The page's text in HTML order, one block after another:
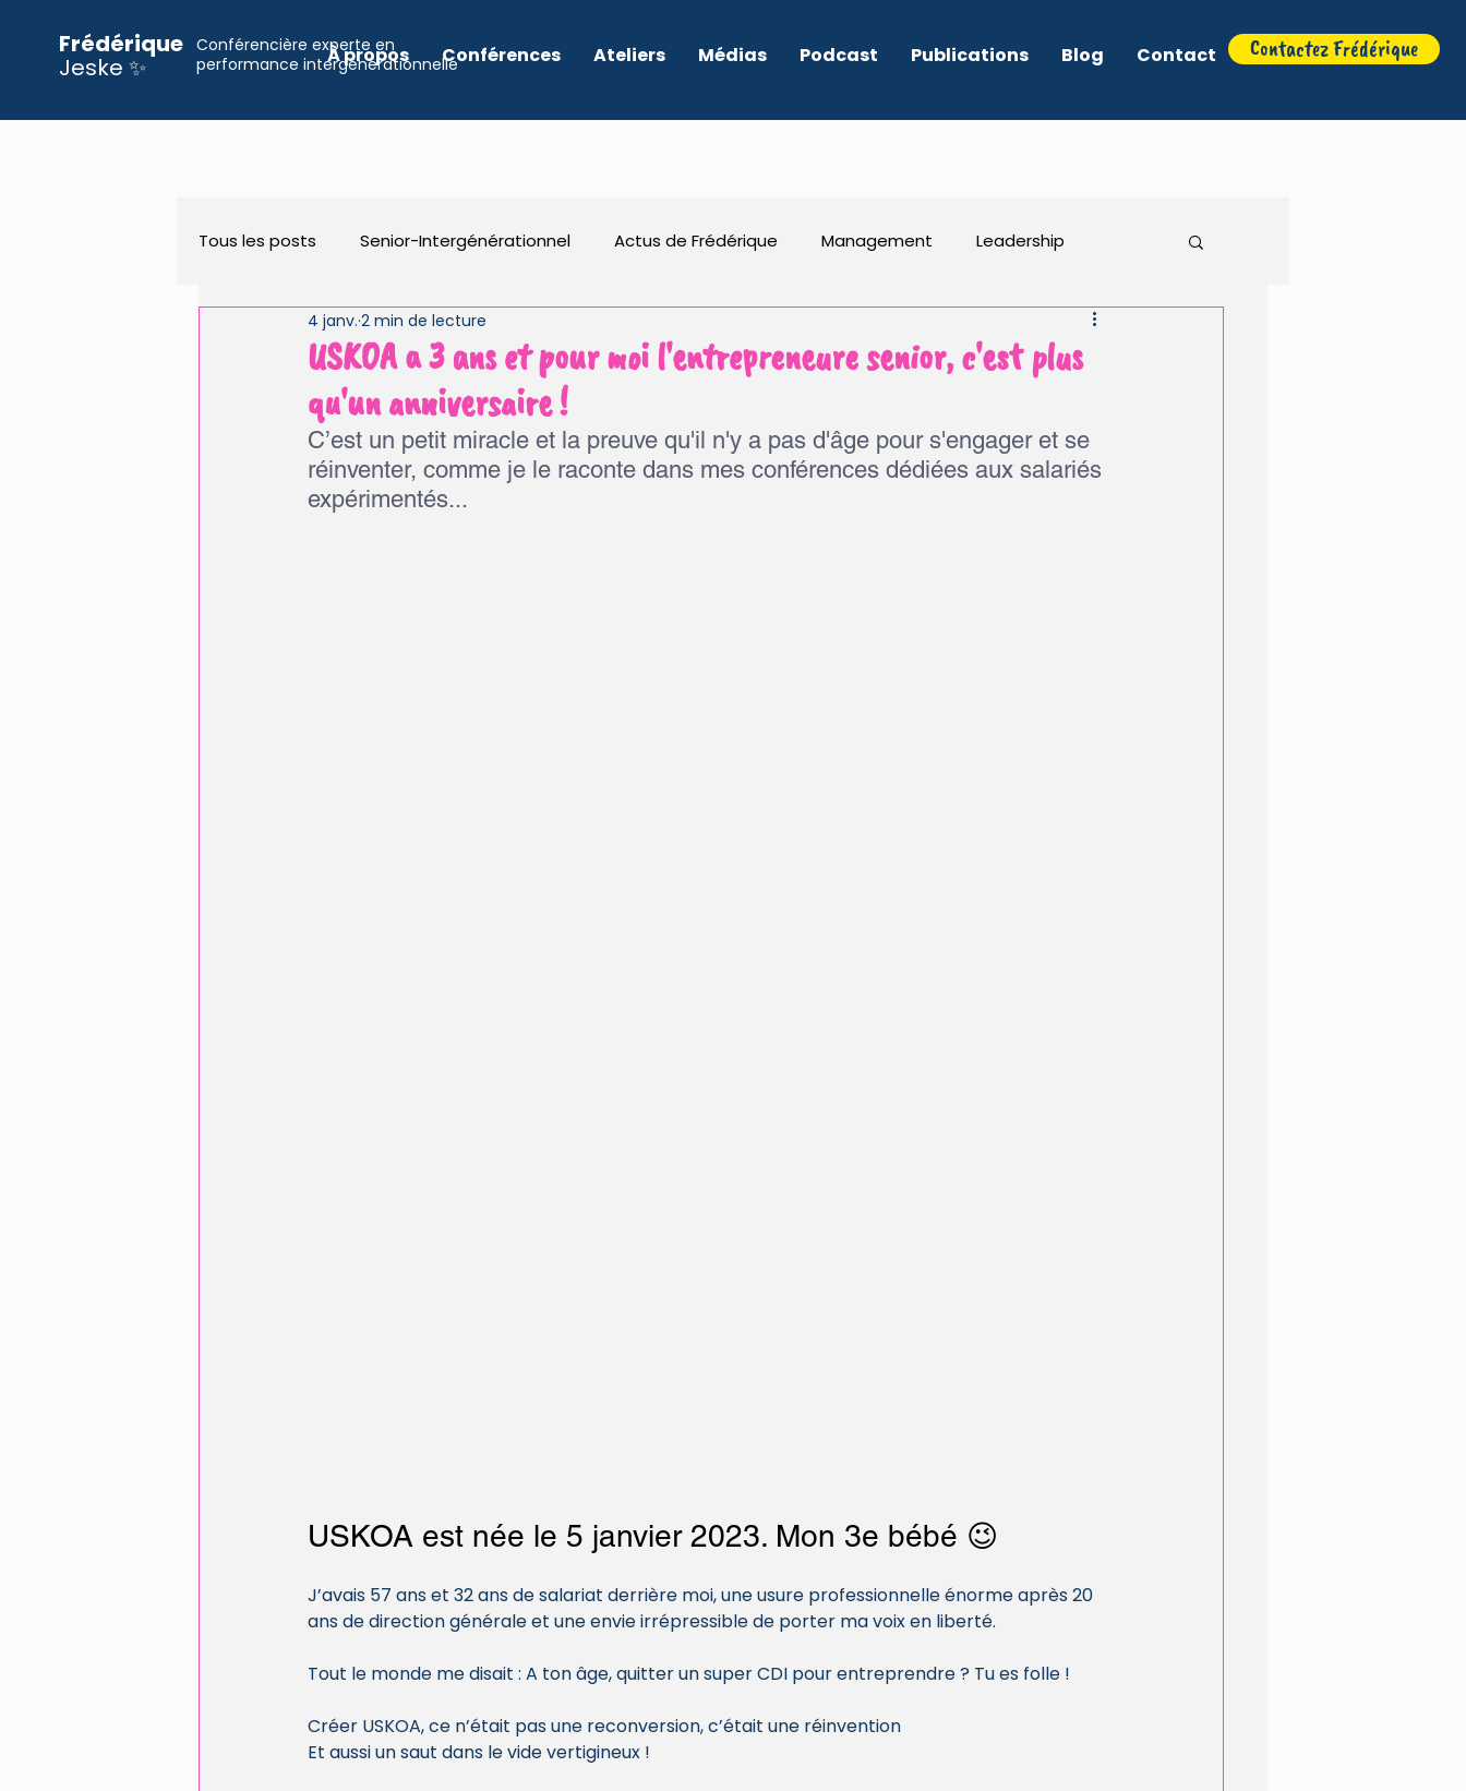
Frédérique
Jeske ✨
Conférencière experte en
performance intergénérationnelle
À propos Conférences Ateliers Médias Podcast Publications Blog Contact Contactez Frédérique
Tous les posts Senior-Intergénérationnel Actus de Frédérique Management Leadership
Organisation Inclusion
Page d'accueil
USKOA a 3 ans et pour moi l'entrepreneure senior, c'est plus
qu'un anniversaire !
4 janv. 2 min de lecture
C’est un petit miracle et la preuve qu'il n'y a pas d'âge pour s'engager et se
réinventer, comme je le raconte dans mes conférences dédiées aux salariés
expérimentés...
USKOA est née le 5 janvier 2023. Mon 3e bébé 😉
J’avais 57 ans et 32 ans de salariat derrière moi, une usure professionnelle énorme après 20
ans de direction générale et une envie irrépressible de porter ma voix en liberté.
Tout le monde me disait : A ton âge, quitter un super CDI pour entreprendre ? Tu es folle !
Créer USKOA, ce n’était pas une reconversion, c’était une réinvention
Et aussi un saut dans le vide vertigineux !